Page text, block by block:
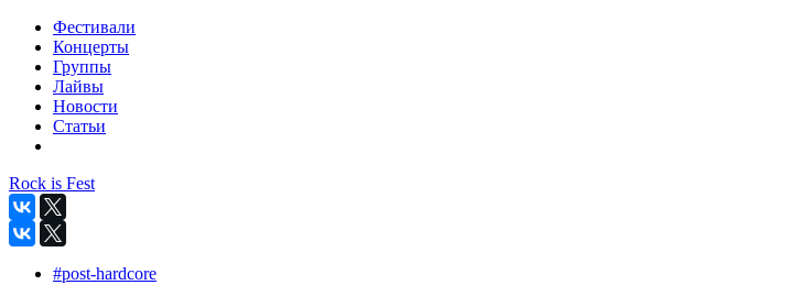
Фестивали
Концерты
Группы
Лайвы
Новости
Статьи
Rock is Fest
#post-hardcore